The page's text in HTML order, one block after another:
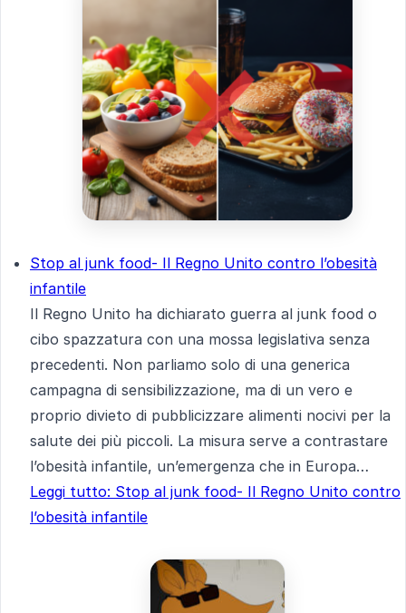
Stop al junk food- Il Regno Unito contro l’obesità
infantile
Il Regno Unito ha dichiarato guerra al junk food o
cibo spazzatura con una mossa legislativa senza
precedenti. Non parliamo solo di una generica
campagna di sensibilizzazione, ma di un vero e
proprio divieto di pubblicizzare alimenti nocivi per la
salute dei più piccoli. La misura serve a contrastare
l’obesità infantile, un’emergenza che in Europa…
Leggi tutto: Stop al junk food- Il Regno Unito contro
l’obesità infantile